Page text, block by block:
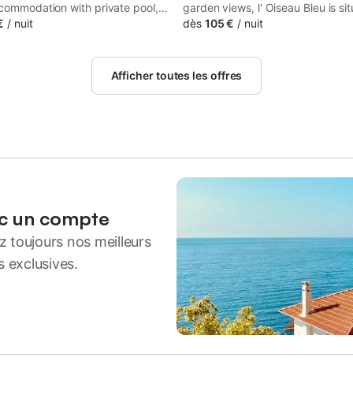
with private pool,
free private parking for
from Tiffauges Castle, the
provides an open-air bath and a
/ nuit
garden views, l' Oiseau Bleu is
Bazoges-en-Pareds. This
and free WiFi.
dès 105 € / nuit
Afficher toutes les offres
un compte
toujours nos meilleurs
exclusives.